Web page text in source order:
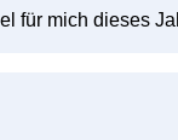
mich dieses